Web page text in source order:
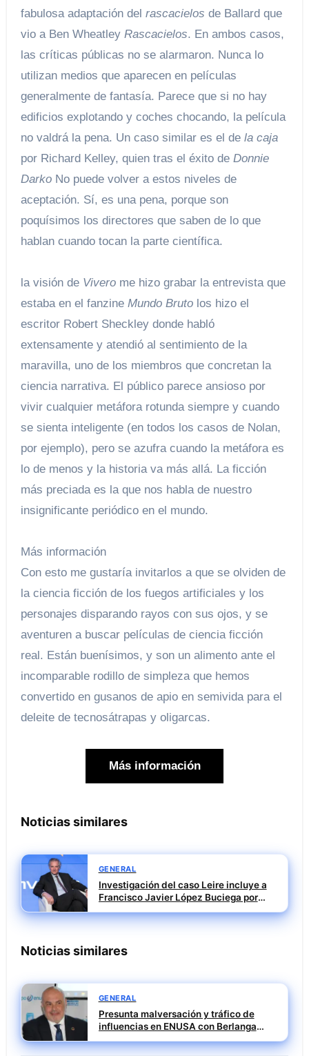
fabulosa adaptación del rascacielos de Ballard que
vio a Ben Wheatley Rascacielos. En ambos casos,
las críticas públicas no se alarmaron. Nunca lo
utilizan medios que aparecen en películas
generalmente de fantasía. Parece que si no hay
edificios explotando y coches chocando, la película
no valdrá la pena. Un caso similar es el de la caja
por Richard Kelley, quien tras el éxito deDonnie
Darko No puede volver a estos niveles de
aceptación. Sí, es una pena, porque son
poquísimos los directores que saben de lo que
hablan cuando tocan la parte científica.
la visión de Viverome hizo grabar la entrevista que
estaba en el fanzine Mundo Brutolos hizo el
escritor Robert Sheckley donde habló
extensamente y atendió al sentimiento de la
maravilla, uno de los miembros que concretan la
ciencia narrativa. El público parece ansioso por
vivir cualquier metáfora rotunda siempre y cuando
se sienta inteligente (en todos los casos de Nolan,
por ejemplo), pero se azufra cuando la metáfora es
lo de menos y la historia va más allá. La ficción
más preciada es la que nos habla de nuestro
insignificante periódico en el mundo.
Más información
Con esto me gustaría invitarlos a que se olviden de
la ciencia ficción de los fuegos artificiales y los
personajes disparando rayos con sus ojos, y se
aventuren a buscar películas de ciencia ficción
real. Están buenísimos, y son un alimento ante el
incomparable rodillo de simpleza que hemos
convertido en gusanos de apio en semivida para el
deleite de tecnosátrapas y oligarcas.
Más información
Noticias similares
GENERAL
Investigación del caso Leire incluye a
Francisco Javier López Buciega por
posible tráfico de influencias
Noticias similares
GENERAL
Presunta malversación y tráfico de
influencias en ENUSA con Berlanga
investigado